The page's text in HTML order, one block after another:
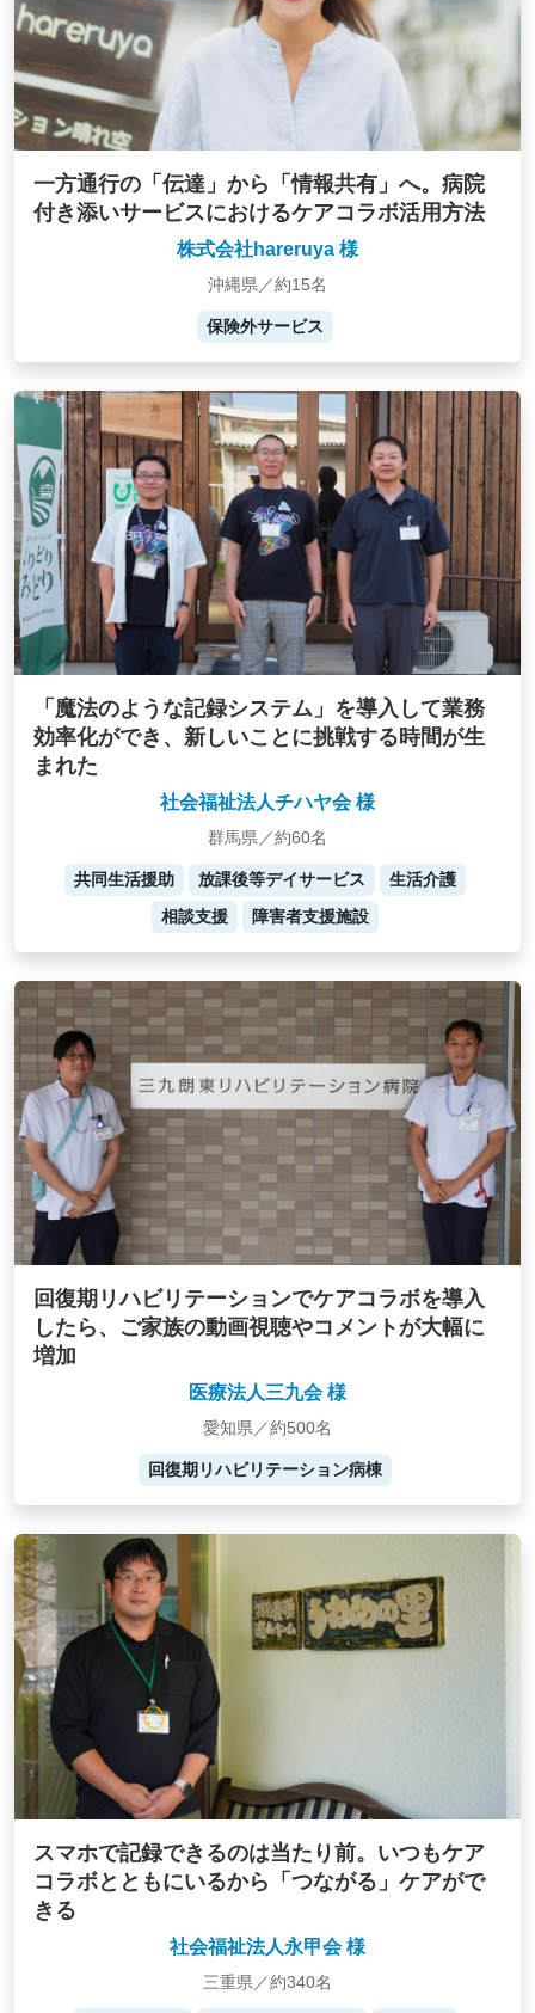
一方通行の「伝達」から「情報共有」へ。病院
付き添いサービスにおけるケアコラボ活用方法
株式会社hareruya 様
沖縄県／約15名
保険外サービス
「魔法のような記録システム」を導入して業務
効率化ができ、新しいことに挑戦する時間が生
まれた
社会福祉法人チハヤ会 様
群馬県／約60名
共同生活援助 放課後等デイサービス
生活介護
相談支援
障害者支援施設
回復期リハビリテーションでケアコラボを導入
したら、ご家族の動画視聴やコメントが大幅に
増加
医療法人三九会 様
愛知県／約500名
回復期リハビリテーション病棟
スマホで記録できるのは当たり前。いつもケア
コラボとともにいるから「つながる」ケアがで
きる
社会福祉法人永甲会 様
三重県／約340名